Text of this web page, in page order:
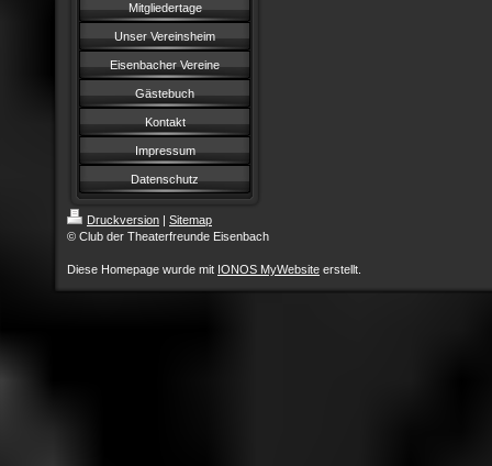
Mitgliedertage
Unser Vereinsheim
Eisenbacher Vereine
Gästebuch
Kontakt
Impressum
Datenschutz
Druckversion | Sitemap
© Club der Theaterfreunde Eisenbach
Diese Homepage wurde mit IONOS MyWebsite erstellt.